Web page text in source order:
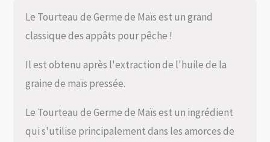
Le Tourteau de Germe de Maïs est un grand
classique des appâts pour pêche !
Il est obtenu après l'extraction de l'huile de la
graine de maïs pressée.
Le Tourteau de Germe de Maïs est un ingrédient
qui s'utilise principalement dans les amorces de